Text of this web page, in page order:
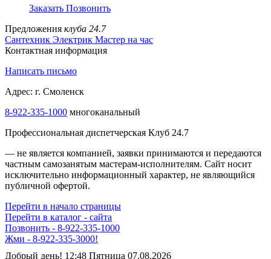
Заказать Позвонить
Предложения клуба 24.7
Сантехник Электрик Мастер на час
Контактная информация
Написать письмо
Адрес: г. Смоленск
8-922-335-1000 многоканальный
Профессиональная диспетчерская Клуб 24.7
— не является компанией, заявки принимаются и передаются
частным самозанятым мастерам‑исполнителям. Сайт носит
исключительно информационный характер, не являющийся
публичной офертой.
Перейти в начало страницы
Перейти в каталог - сайта
Позвонить - 8-922-335-1000
Жми - 8-922-335-3000!
Добрый день! 12:48 Пятница 07.08.2026